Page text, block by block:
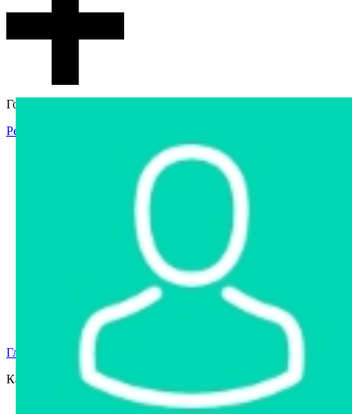
Гостевой доступ
Регистрация
Интернет-магазин
Интернет-витрина
Арестованное имущество
Реестр несостоявшихся торгов
Реестр переоценок
Государственное имущество
Главная страница
Категории
Легковые автомобили